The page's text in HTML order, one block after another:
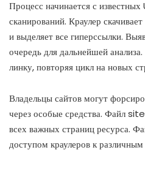
Процесс начинается с
сканирований. Краулер
и выделяет все гиперссылки.
очередь для дальнейшей
линку, повторяя цикл на новых
Владельцы сайтов могут
через особые средства. Файл
всех важных страниц ресурса.
доступом краулеров к